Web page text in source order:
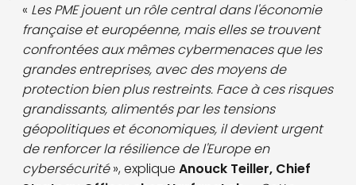
« Les PME jouent un rôle central dans l'économie
française et européenne, mais elles se trouvent
confrontées aux mêmes cybermenaces que les
grandes entreprises, avec des moyens de
protection bien plus restreints. Face à ces risques
grandissants, alimentés par les tensions
géopolitiques et économiques, il devient urgent
de renforcer la résilience de l'Europe en
cybersécurité», explique Anouck Teiller, Chief